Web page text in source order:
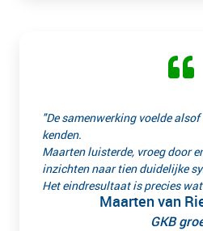
"De samenwerking voelde
kenden.
Maarten luisterde, vroeg door
inzichten naar tien duidelijke
Het eindresultaat is precies
Maarten van
GKB